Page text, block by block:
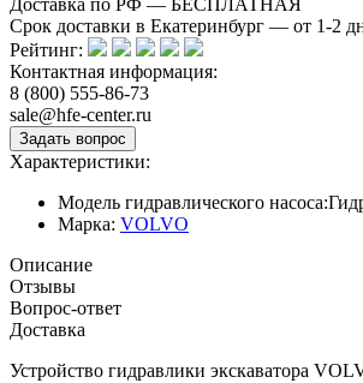
Срок доставки в Екатеринбург — от 1-2
Рейтинг:
Контактная информация:
8 (800) 555-86-73
sale@hfe-center.ru
Характеристики:
Модель гидравлического насоса:
Марка: VOLVO
Описание
Отзывы
Вопрос-ответ
Доставка
Устройство гидравлики экскаватора